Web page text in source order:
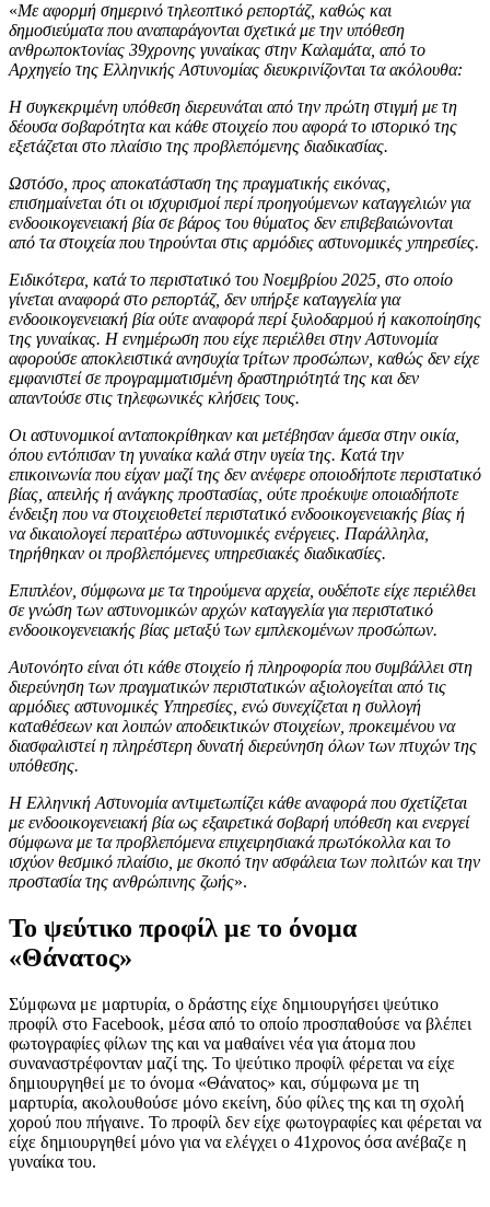
«Με αφορμή σημερινό τηλεοπτικό ρεπορτάζ, καθώς και
δημοσιεύματα που αναπαράγονται σχετικά με την υπόθεση
ανθρωποκτονίας 39χρονης γυναίκας στην Καλαμάτα, από το
Αρχηγείο της Ελληνικής Αστυνομίας διευκρινίζονται τα ακόλουθα:
Η συγκεκριμένη υπόθεση διερευνάται από την πρώτη στιγμή με τη
δέουσα σοβαρότητα και κάθε στοιχείο που αφορά το ιστορικό της
εξετάζεται στο πλαίσιο της προβλεπόμενης διαδικασίας.
Ωστόσο, προς αποκατάσταση της πραγματικής εικόνας,
επισημαίνεται ότι οι ισχυρισμοί περί προηγούμενων καταγγελιών για
ενδοοικογενειακή βία σε βάρος του θύματος δεν επιβεβαιώνονται
από τα στοιχεία που τηρούνται στις αρμόδιες αστυνομικές yπηρεσίες.
Ειδικότερα, κατά το περιστατικό του Νοεμβρίου 2025, στο οποίο
γίνεται αναφορά στο ρεπορτάζ, δεν υπήρξε καταγγελία για
ενδοοικογενειακή βία ούτε αναφορά περί ξυλοδαρμού ή κακοποίησης
της γυναίκας. Η ενημέρωση που είχε περιέλθει στην Αστυνομία
αφορούσε αποκλειστικά ανησυχία τρίτων προσώπων, καθώς δεν είχε
εμφανιστεί σε προγραμματισμένη δραστηριότητά της και δεν
απαντούσε στις τηλεφωνικές κλήσεις τους.
Οι αστυνομικοί ανταποκρίθηκαν και μετέβησαν άμεσα στην οικία,
όπου εντόπισαν τη γυναίκα καλά στην υγεία της. Κατά την
επικοινωνία που είχαν μαζί της δεν ανέφερε οποιοδήποτε περιστατικό
βίας, απειλής ή ανάγκης προστασίας, ούτε προέκυψε οποιαδήποτε
ένδειξη που να στοιχειοθετεί περιστατικό ενδοοικογενειακής βίας ή
να δικαιολογεί περαιτέρω αστυνομικές ενέργειες. Παράλληλα,
τηρήθηκαν οι προβλεπόμενες υπηρεσιακές διαδικασίες.
Επιπλέον, σύμφωνα με τα τηρούμενα αρχεία, ουδέποτε είχε περιέλθει
σε γνώση των αστυνομικών αρχών καταγγελία για περιστατικό
ενδοοικογενειακής βίας μεταξύ των εμπλεκομένων προσώπων.
Αυτονόητο είναι ότι κάθε στοιχείο ή πληροφορία που συμβάλλει στη
διερεύνηση των πραγματικών περιστατικών αξιολογείται από τις
αρμόδιες αστυνομικές Υπηρεσίες, ενώ συνεχίζεται η συλλογή
καταθέσεων και λοιπών αποδεικτικών στοιχείων, προκειμένου να
διασφαλιστεί η πληρέστερη δυνατή διερεύνηση όλων των πτυχών της
υπόθεσης.
Η Ελληνική Αστυνομία αντιμετωπίζει κάθε αναφορά που σχετίζεται
με ενδοοικογενειακή βία ως εξαιρετικά σοβαρή υπόθεση και ενεργεί
σύμφωνα με τα προβλεπόμενα επιχειρησιακά πρωτόκολλα και το
ισχύον θεσμικό πλαίσιο, με σκοπό την ασφάλεια των πολιτών και την
προστασία της ανθρώπινης ζωής».
Το ψεύτικο προφίλ με το όνομα
«Θάνατος»
Σύμφωνα με μαρτυρία, ο δράστης είχε δημιουργήσει ψεύτικο
προφίλ στο Facebook, μέσα από το οποίο προσπαθούσε να βλέπει
φωτογραφίες φίλων της και να μαθαίνει νέα για άτομα που
συναναστρέφονταν μαζί της. Το ψεύτικο προφίλ φέρεται να είχε
δημιουργηθεί με το όνομα «Θάνατος» και, σύμφωνα με τη
μαρτυρία, ακολουθούσε μόνο εκείνη, δύο φίλες της και τη σχολή
χορού που πήγαινε. Το προφίλ δεν είχε φωτογραφίες και φέρεται να
είχε δημιουργηθεί μόνο για να ελέγχει ο 41χρονος όσα ανέβαζε η
γυναίκα του.